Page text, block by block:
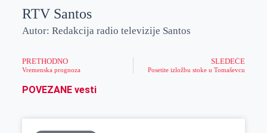
RTV Santos
Autor: Redakcija radio televizije Santos
PRETHODNO
Vremenska prognoza
SLEDEĆE
Posetite izložbu stoke u Tomaševcu
POVEZANE vesti